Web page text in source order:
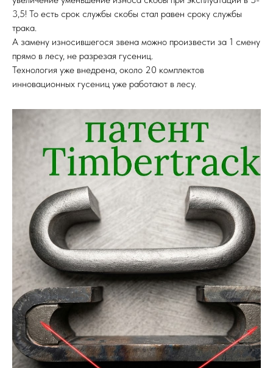
3,5! То есть срок службы скобы стал равен сроку службы
трака.
А замену износившегося звена можно произвести за 1 смену
прямо в лесу, не разрезая гусениц.
Технология уже внедрена, около 20 комплектов
инновационных гусениц уже работают в лесу.